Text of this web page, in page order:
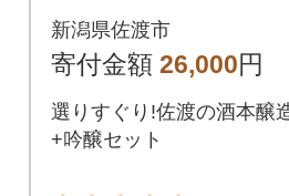
本
新潟県佐渡市
寄付金額 26,000円
選りすぐり!佐渡の酒本醸
+吟醸セット